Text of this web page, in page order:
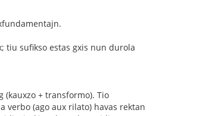
tiu sufikso estas gxis nun durola
(kauxzo + transformo). Tio
(ago aux rilato) havas rektan